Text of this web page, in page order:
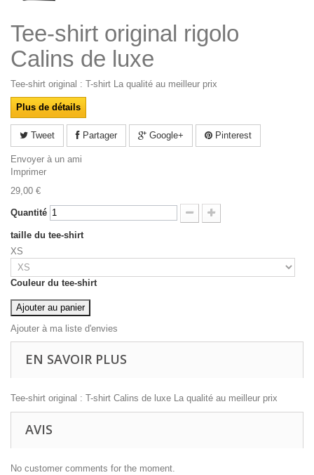
Tee-shirt original rigolo
Calins de luxe
Tee-shirt original : T-shirt La qualité au meilleur prix
Plus de détails
Tweet Partager Google+ Pinterest
Envoyer à un ami
Imprimer
29,00 €
Quantité
taille du tee-shirt
XS
Couleur du tee-shirt
Ajouter au panier
Ajouter à ma liste d'envies
EN SAVOIR PLUS
Tee-shirt original : T-shirt Calins de luxe La qualité au meilleur prix
AVIS
No customer comments for the moment.